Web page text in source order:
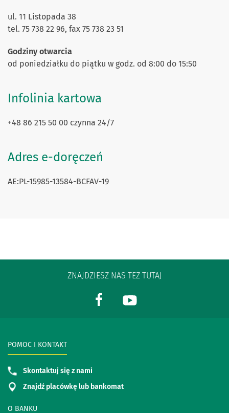
ul. 11 Listopada 38
tel. 75 738 22 96, fax 75 738 23 51
Godziny otwarcia
od poniedziałku do piątku w godz. od 8:00 do 15:50
Infolinia kartowa
+48 86 215 50 00 czynna 24/7
Adres e-doręczeń
AE:PL-15985-13584-BCFAV-19
ZNAJDZIESZ NAS TEŻ TUTAJ
O BANKU
POMOC I KONTAKT
Skontaktuj się z nami
Znajdź placówkę lub bankomat